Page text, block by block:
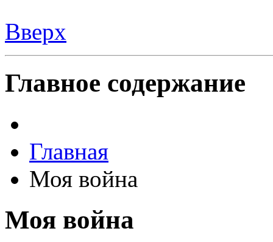
Вверх
Главное содержание
Главная
Моя война
Моя война